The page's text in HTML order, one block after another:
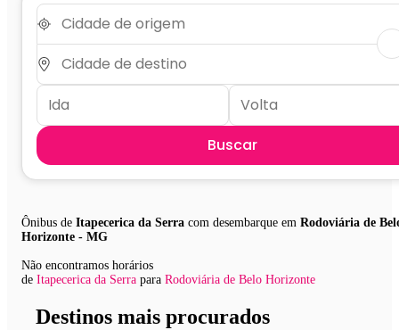
Buscar
Ônibus de Itapecerica da Serra com desembarque em Rodoviária de
Horizonte - MG
Não encontramos horários
de Itapecerica da Serra para Rodoviária de Belo Horizonte
Destinos mais procurados